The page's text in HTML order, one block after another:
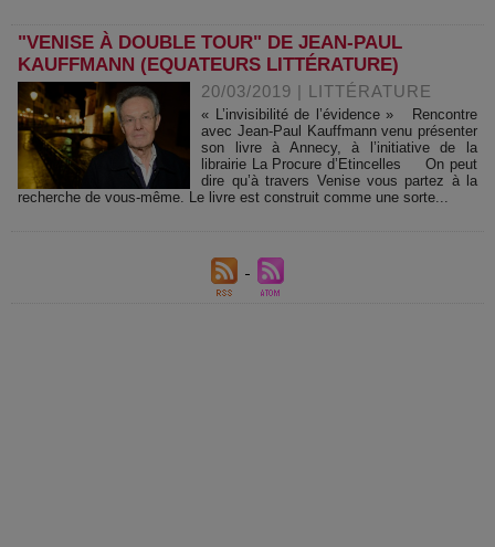
"VENISE À DOUBLE TOUR" DE JEAN-PAUL
KAUFFMANN (EQUATEURS LITTÉRATURE)
20/03/2019 | LITTÉRATURE
« L’invisibilité de l’évidence » Rencontre
avec Jean-Paul Kauffmann venu présenter
son livre à Annecy, à l’initiative de la
librairie La Procure d’Etincelles On peut
dire qu’à travers Venise vous partez à la
recherche de vous-même. Le livre est construit comme une sorte...